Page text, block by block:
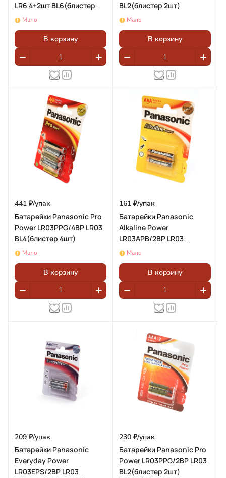
LR6 4+2шт BL6(блистер
6шт)
Мало
В корзину
BL2(блистер 2шт)
Мало
В корзину
441 ₽/упак
Батарейки Panasonic Pro
Power LR03PPG/4BP LR03
BL4(блистер 4шт)
Мало
В корзину
161 ₽/упак
Батарейки Panasonic
Alkaline Power
LR03APB/2BP LR03
BL2(блистер 2шт)
Мало
В корзину
209 ₽/упак
Батарейки Panasonic
Everyday Power
LR03EPS/2BP LR03
230 ₽/упак
Батарейки Panasonic Pro
Power LR03PPG/2BP LR03
BL2(блистер 2шт)